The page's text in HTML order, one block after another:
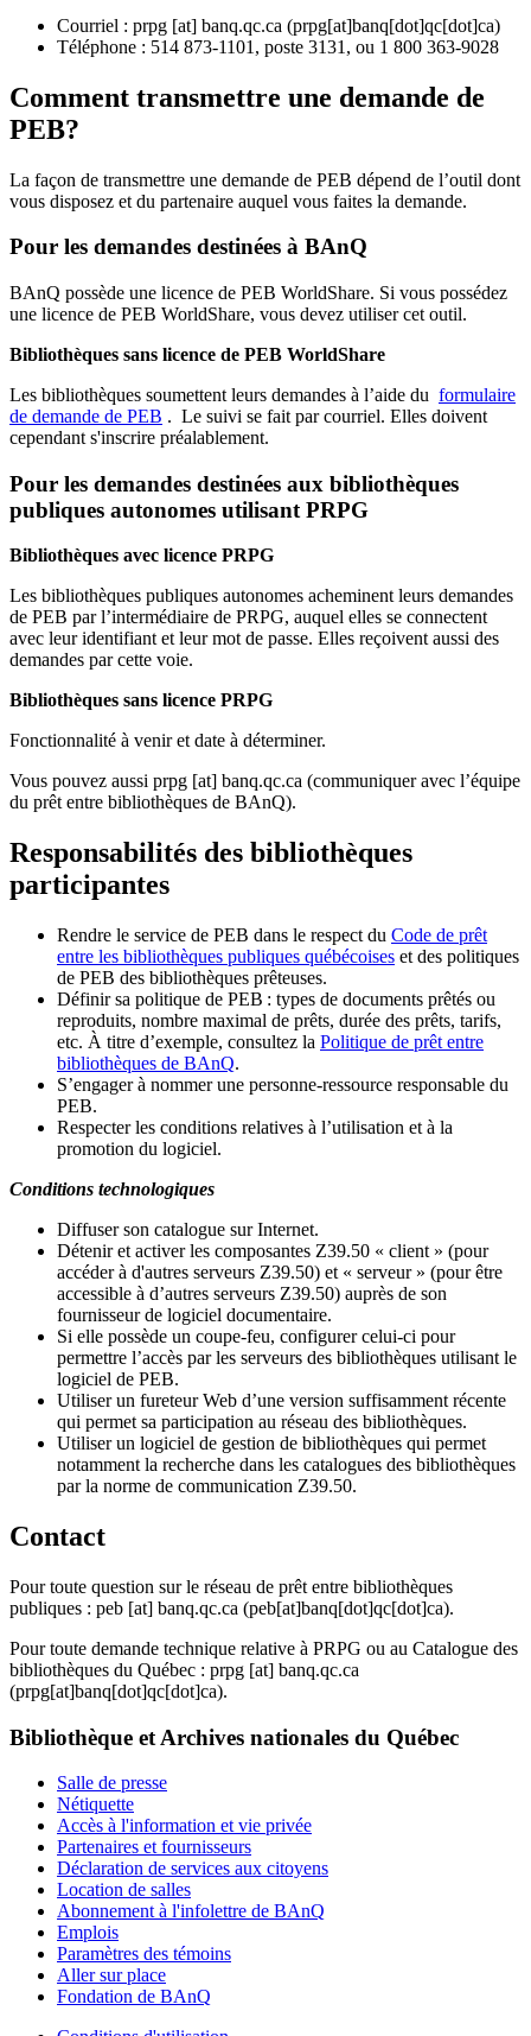
Courriel : prpg [at] banq.qc.ca (prpg[at]banq[dot]qc[dot]ca)
Téléphone : 514 873-1101, poste 3131, ou 1 800 363-9028
Comment transmettre une demande de
PEB?
La façon de transmettre une demande de PEB dépend de l’outil dont
vous disposez et du partenaire auquel vous faites la demande.
Pour les demandes destinées à BAnQ
BAnQ possède une licence de PEB WorldShare. Si vous possédez
une licence de PEB WorldShare, vous devez utiliser cet outil.
Bibliothèques sans licence de PEB WorldShare
Les bibliothèques soumettent leurs demandes à l’aide du formulaire
de demande de PEB . Le suivi se fait par courriel. Elles doivent
cependant s'inscrire préalablement.
Pour les demandes destinées aux bibliothèques
publiques autonomes utilisant PRPG
Bibliothèques avec licence PRPG
Les bibliothèques publiques autonomes acheminent leurs demandes
de PEB par l’intermédiaire de PRPG, auquel elles se connectent
avec leur identifiant et leur mot de passe. Elles reçoivent aussi des
demandes par cette voie.
Bibliothèques sans licence PRPG
Fonctionnalité à venir et date à déterminer.
Vous pouvez aussi prpg [at] banq.qc.ca (communiquer avec l’équipe
du prêt entre bibliothèques de BAnQ).
Responsabilités des bibliothèques
participantes
Rendre le service de PEB dans le respect du Code de prêt
entre les bibliothèques publiques québécoises et des politiques
de PEB des bibliothèques prêteuses.
Définir sa politique de PEB : types de documents prêtés ou
reproduits, nombre maximal de prêts, durée des prêts, tarifs,
etc. À titre d’exemple, consultez la Politique de prêt entre
bibliothèques de BAnQ.
S’engager à nommer une personne-ressource responsable du
PEB.
Respecter les conditions relatives à l’utilisation et à la
promotion du logiciel.
Conditions technologiques
Diffuser son catalogue sur Internet.
Détenir et activer les composantes Z39.50 « client » (pour
accéder à d'autres serveurs Z39.50) et « serveur » (pour être
accessible à d’autres serveurs Z39.50) auprès de son
fournisseur de logiciel documentaire.
Si elle possède un coupe-feu, configurer celui-ci pour
permettre l’accès par les serveurs des bibliothèques utilisant le
logiciel de PEB.
Utiliser un fureteur Web d’une version suffisamment récente
qui permet sa participation au réseau des bibliothèques.
Utiliser un logiciel de gestion de bibliothèques qui permet
notamment la recherche dans les catalogues des bibliothèques
par la norme de communication Z39.50.
Contact
Pour toute question sur le réseau de prêt entre bibliothèques
publiques : peb [at] banq.qc.ca (peb[at]banq[dot]qc[dot]ca).
Pour toute demande technique relative à PRPG ou au Catalogue des
bibliothèques du Québec : prpg [at] banq.qc.ca
(prpg[at]banq[dot]qc[dot]ca).
Bibliothèque et Archives nationales du Québec
Salle de presse
Nétiquette
Accès à l'information et vie privée
Partenaires et fournisseurs
Déclaration de services aux citoyens
Location de salles
Abonnement à l'infolettre de BAnQ
Emplois
Paramètres des témoins
Aller sur place
Fondation de BAnQ